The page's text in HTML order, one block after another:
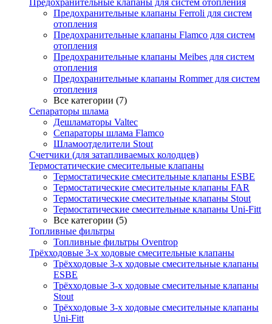
Предохранительные клапаны для систем отопления
Предохранительные клапаны Ferroli для систем
отопления
Предохранительные клапаны Flamco для систем
отопления
Предохранительные клапаны Meibes для систем
отопления
Предохранительные клапаны Rommer для систем
отопления
Все категории (7)
Сепараторы шлама
Дешламаторы Valtec
Сепараторы шлама Flamco
Шламоотделители Stout
Счетчики (для затапливаемых колодцев)
Термостатические смесительные клапаны
Термостатические смесительные клапаны ESBE
Термостатические смесительные клапаны FAR
Термостатические смесительные клапаны Stout
Термостатические смесительные клапаны Uni-Fitt
Все категории (5)
Топливные фильтры
Топливные фильтры Oventrop
Трёхходовые 3-х ходовые смесительные клапаны
Трёхходовые 3-х ходовые смесительные клапаны
ESBE
Трёхходовые 3-х ходовые смесительные клапаны
Stout
Трёхходовые 3-х ходовые смесительные клапаны
Uni-Fitt